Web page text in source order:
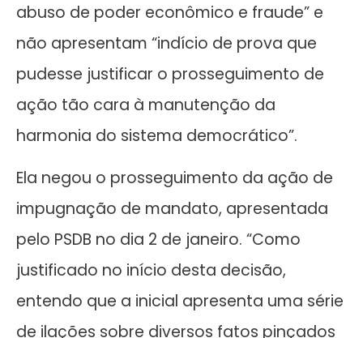
abuso de poder econômico e fraude” e
não apresentam “indício de prova que
pudesse justificar o prosseguimento de
ação tão cara à manutenção da
harmonia do sistema democrático”.
Ela negou o prosseguimento da ação de
impugnação de mandato, apresentada
pelo PSDB no dia 2 de janeiro. “Como
justificado no início desta decisão,
entendo que a inicial apresenta uma série
de ilações sobre diversos fatos pinçados